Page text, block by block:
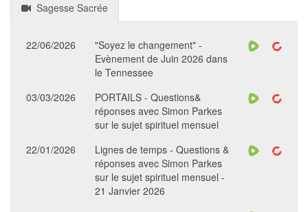
Sagesse Sacrée
22/06/2026
"Soyez le changement" -
Evènement de Juin 2026 dans
le Tennessee
03/03/2026
PORTAILS - Questions&
réponses avec Simon Parkes
sur le sujet spirituel mensuel
22/01/2026
Lignes de temps - Questions &
réponses avec Simon Parkes
sur le sujet spirituel mensuel -
21 Janvier 2026